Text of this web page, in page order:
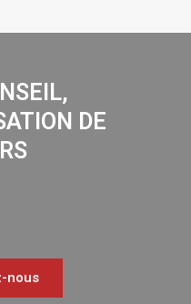
DE
nous